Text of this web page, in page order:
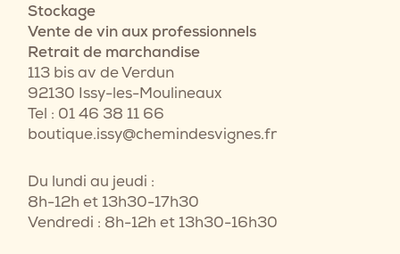
Stockage
Vente de vin aux professionnels
Retrait de marchandise
113 bis av de Verdun
92130 Issy-les-Moulineaux
Tel : 01 46 38 11 66
boutique.issy@chemindesvignes.fr
Du lundi au jeudi :
8h-12h et 13h30-17h30
Vendredi : 8h-12h et 13h30-16h30